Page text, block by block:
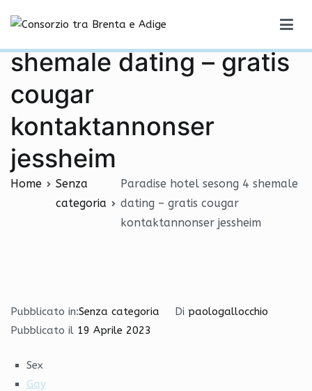
contenuto
Paradise hotel sesong 4
shemale dating – gratis
cougar
kontaktannonser
jessheim
Home
Senza
categoria
Paradise hotel sesong 4 shemale
dating – gratis cougar
kontaktannonser jessheim
Pubblicato in:Senza categoria Di paologallocchio
Pubblicato il 19 Aprile 2023
Sex
Gay